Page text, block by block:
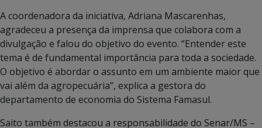
A coordenadora da iniciativa, Adriana Mascarenhas,
agradeceu a presença da imprensa que colabora com a
divulgação e falou do objetivo do evento. “Entender este
tema é de fundamental importância para toda a sociedade.
O objetivo é abordar o assunto em um ambiente maior que
vai além da agropecuária”, explica a gestora do
departamento de economia do Sistema Famasul.
Saito também destacou a responsabilidade do Senar/MS –